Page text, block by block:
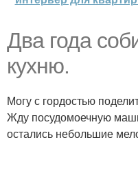
Два года
кухню.
Могу с гордостью
Жду посудомоечную
остались небольшие